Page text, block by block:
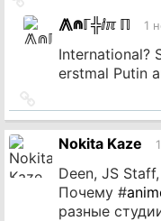
на
источник⨇⋒ℾ╬ⅈℼ ℿ 1
International?
erstmal Putin
на
источник
Nokita Kaze
Deen, JS
Почему #
разные